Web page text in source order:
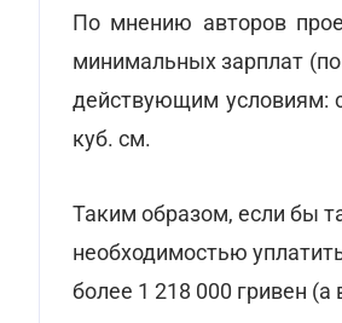
По мнению авторов
минимальных зарплат
действующим условиям:
куб. см.
Таким образом, если бы
необходимостью
более 1 218 000 гривен (а